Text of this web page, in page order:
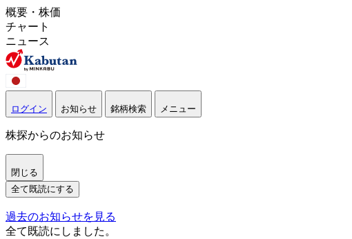
概要・株価
チャート
ニュース
ログイン お知らせ 銘柄検索 メニュー
株探からのお知らせ
閉じる
全て既読にする
過去のお知らせを見る
全て既読にしました。